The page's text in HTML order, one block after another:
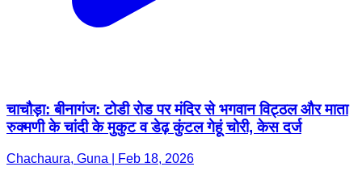
चाचौड़ा: बीनागंज: टोडी रोड पर मंदिर से भगवान विट्ठल और माता
रुक्मणी के चांदी के मुकुट व डेढ़ कुंटल गेहूं चोरी, केस दर्ज
Chachaura, Guna | Feb 18, 2026